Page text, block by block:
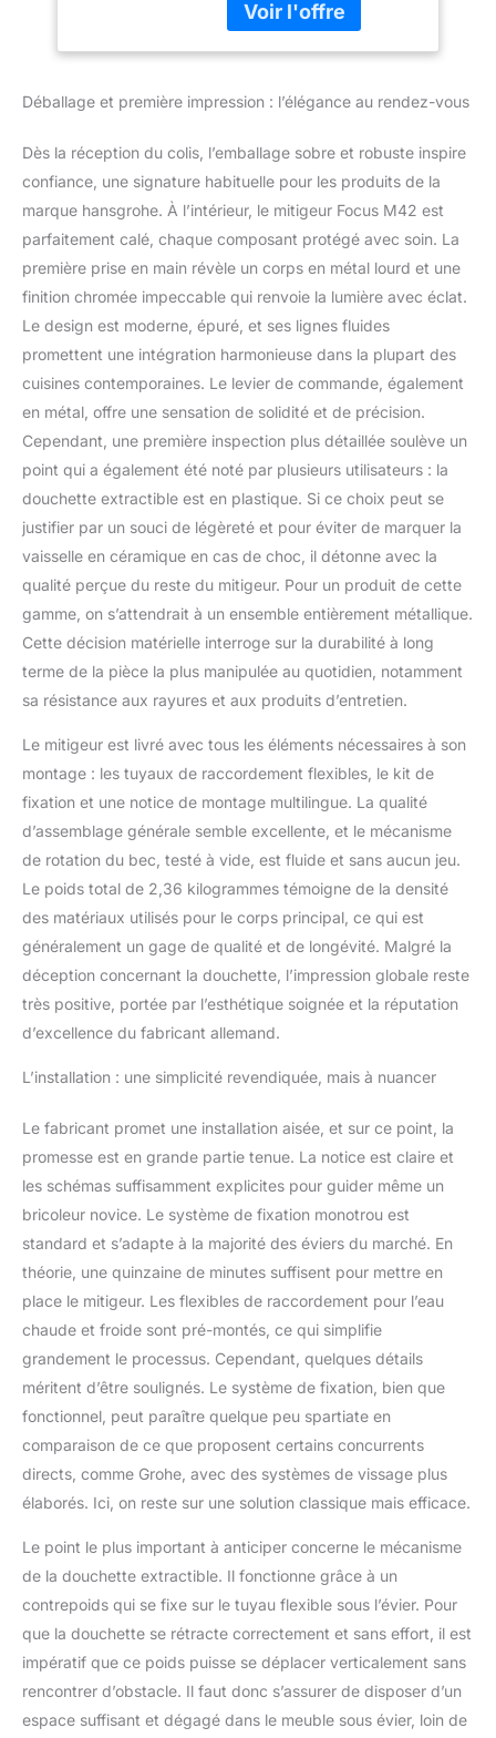
du robinet et apporte
seulement – plus de 1,0
qualité supérieure avec
cartouche en céramique
durable
Déballage et première impression : l’élégance au rendez-vous
Dès la réception du colis, l’emballage sobre et robuste inspire
confiance, une signature habituelle pour les produits de la
marque hansgrohe. À l’intérieur, le mitigeur Focus M42 est
parfaitement calé, chaque composant protégé avec soin. La
première prise en main révèle un corps en métal lourd et une
finition chromée impeccable qui renvoie la lumière avec éclat.
Le design est moderne, épuré, et ses lignes fluides
promettent une intégration harmonieuse dans la plupart des
cuisines contemporaines. Le levier de commande, également
en métal, offre une sensation de solidité et de précision.
Cependant, une première inspection plus détaillée soulève un
point qui a également été noté par plusieurs utilisateurs : la
douchette extractible est en plastique. Si ce choix peut se
justifier par un souci de légèreté et pour éviter de marquer la
vaisselle en céramique en cas de choc, il détonne avec la
qualité perçue du reste du mitigeur. Pour un produit de cette
gamme, on s’attendrait à un ensemble entièrement métallique.
Cette décision matérielle interroge sur la durabilité à long
terme de la pièce la plus manipulée au quotidien, notamment
sa résistance aux rayures et aux produits d’entretien.
Le mitigeur est livré avec tous les éléments nécessaires à son
montage : les tuyaux de raccordement flexibles, le kit de
fixation et une notice de montage multilingue. La qualité
d’assemblage générale semble excellente, et le mécanisme
de rotation du bec, testé à vide, est fluide et sans aucun jeu.
Le poids total de 2,36 kilogrammes témoigne de la densité
des matériaux utilisés pour le corps principal, ce qui est
généralement un gage de qualité et de longévité. Malgré la
déception concernant la douchette, l’impression globale reste
très positive, portée par l’esthétique soignée et la réputation
d’excellence du fabricant allemand.
L’installation : une simplicité revendiquée, mais à nuancer
Le fabricant promet une installation aisée, et sur ce point, la
promesse est en grande partie tenue. La notice est claire et
les schémas suffisamment explicites pour guider même un
bricoleur novice. Le système de fixation monotrou est
standard et s’adapte à la majorité des éviers du marché. En
théorie, une quinzaine de minutes suffisent pour mettre en
place le mitigeur. Les flexibles de raccordement pour l’eau
chaude et froide sont pré-montés, ce qui simplifie
grandement le processus. Cependant, quelques détails
méritent d’être soulignés. Le système de fixation, bien que
fonctionnel, peut paraître quelque peu spartiate en
comparaison de ce que proposent certains concurrents
directs, comme Grohe, avec des systèmes de vissage plus
élaborés. Ici, on reste sur une solution classique mais efficace.
Le point le plus important à anticiper concerne le mécanisme
de la douchette extractible. Il fonctionne grâce à un
contrepoids qui se fixe sur le tuyau flexible sous l’évier. Pour
que la douchette se rétracte correctement et sans effort, il est
impératif que ce poids puisse se déplacer verticalement sans
rencontrer d’obstacle. Il faut donc s’assurer de disposer d’un
espace suffisant et dégagé dans le meuble sous évier, loin de